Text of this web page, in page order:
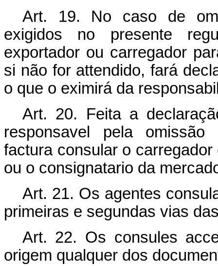
Art. 19. No caso de
exigidos no presente
exportador ou carregador
si não for attendido, fará
o que o eximirá da
Art. 20. Feita a
responsavel pela
factura consular o
ou o consignatario da
Art. 21. Os agentes
primeiras e segundas vias
Art. 22. Os consules
origem qualquer dos